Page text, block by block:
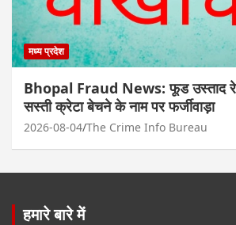
मध्य प्रदेश
Bhopal Fraud News: फूड उस्ताद
सस्ती क्रेटा बेचने के नाम पर फर्जीवाड़ा
2026-08-04 The Crime Info Bureau
हमारे बारे में